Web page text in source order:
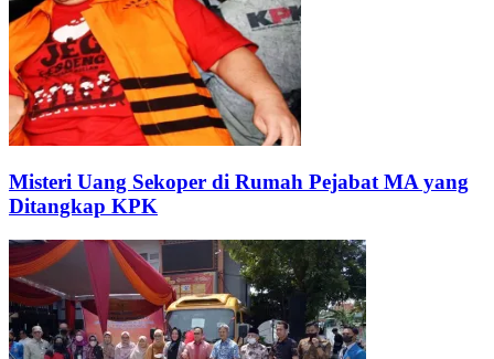
Misteri Uang Sekoper di Rumah Pejabat MA yang
Ditangkap KPK